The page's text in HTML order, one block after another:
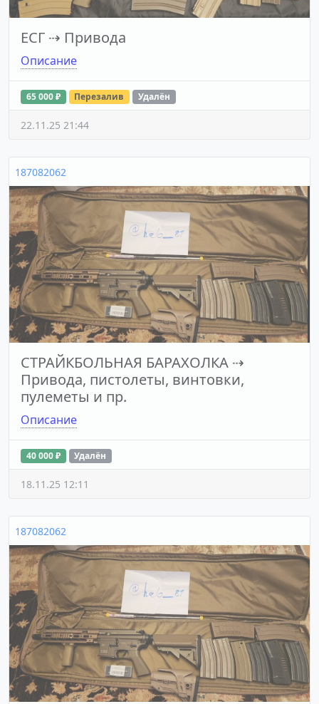
ЕСГ ⇢ Привода
Описание
65 000 ₽ Перезалив Удалён
22.11.25 21:44
187082062
СТРАЙКБОЛЬНАЯ БАРАХОЛКА ⇢
Привода, пистолеты, винтовки,
пулеметы и пр.
Описание
40 000 ₽ Удалён
18.11.25 12:11
187082062